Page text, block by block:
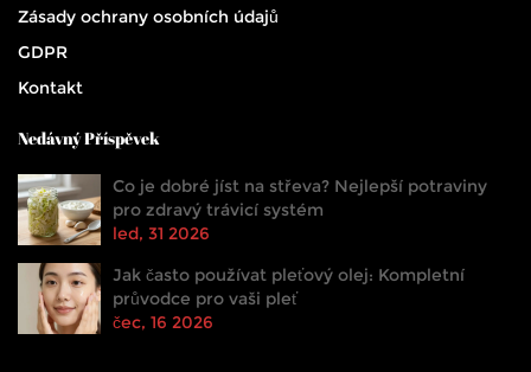
Zásady ochrany osobních údajů
GDPR
Kontakt
Nedávný Příspěvek
Co je dobré jíst na střeva? Nejlepší potraviny
pro zdravý trávicí systém
led, 31 2026
Jak často používat pleťový olej: Kompletní
průvodce pro vaši pleť
čec, 16 2026